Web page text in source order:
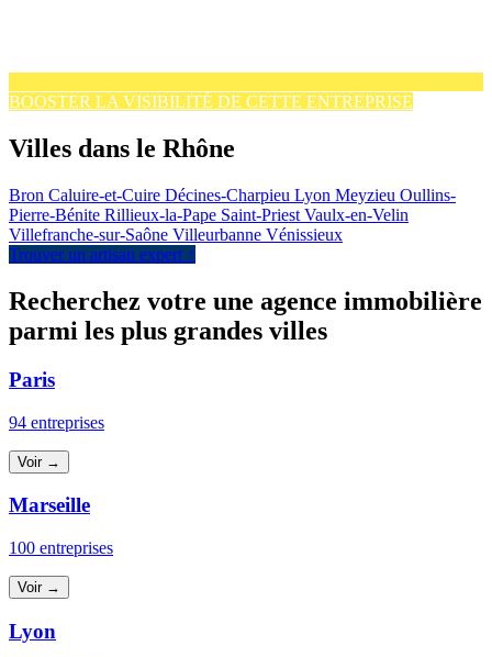
BOOSTER LA VISIBILITÉ DE CETTE ENTREPRISE
Villes dans le Rhône
Bron Caluire-et-Cuire Décines-Charpieu Lyon Meyzieu Oullins-
Pierre-Bénite Rillieux-la-Pape Saint-Priest Vaulx-en-Velin
Villefranche-sur-Saône Villeurbanne Vénissieux
Trouver un artisan expert ↑
Recherchez votre une agence immobilière
parmi les plus grandes villes
Paris
94 entreprises
Voir →
Marseille
100 entreprises
Voir →
Lyon